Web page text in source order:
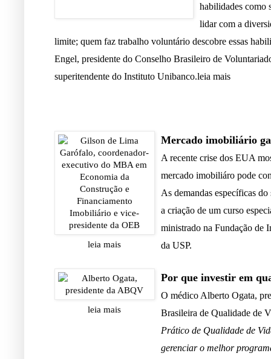
habilidades como
lidar com a
limite; quem faz trabalho voluntário descobre essas
Engel, presidente do Conselho Brasileiro de
superitendente do Instituto Unibanco.leia mais
leia mais
Mercado imobiliário
A recente crise dos EUA
mercado imobiliáro pode
As demandas específicas
a criação de um curso
ministrado na Fundação de
da USP.
leia mais
Por que investir em
O médico Alberto Ogata,
Brasileira de Qualidade de
Prático de Qualidade de
gerenciar o melhor